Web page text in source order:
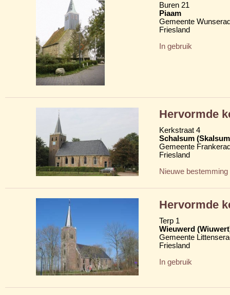
Buren 21
Piaam
Gemeente
Friesland
In gebruik
Hervormde
Kerkstraat 4
Schalsum
Gemeente
Friesland
Nieuwe bestemming
Hervormde
Terp 1
Wieuwerd
Gemeente
Friesland
In gebruik